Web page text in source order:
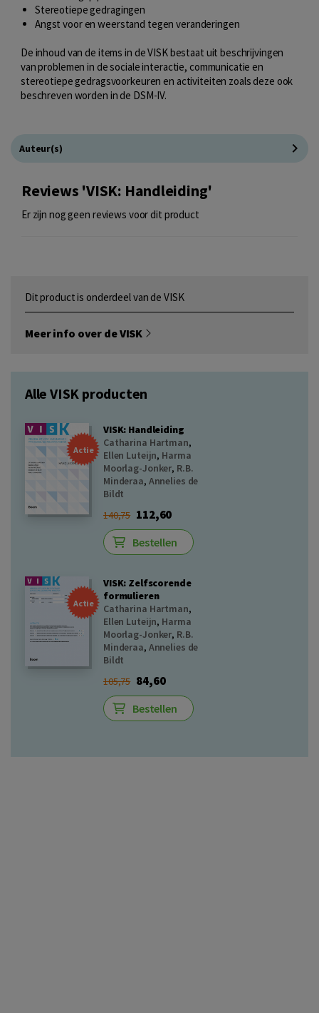
Stereotiepe gedragingen
Angst voor en weerstand tegen veranderingen
De inhoud van de items in de VISK bestaat uit beschrijvingen
van problemen in de sociale interactie, communicatie en
stereotiepe gedragsvoorkeuren en activiteiten zoals deze ook
beschreven worden in de DSM-IV.
Auteur(s)
Reviews 'VISK: Handleiding'
Er zijn nog geen reviews voor dit product
Dit product is onderdeel van de VISK
Meer info over de VISK
Alle VISK producten
Actie
VISK: Handleiding
Catharina Hartman,
Ellen Luteijn, Harma
Moorlag-Jonker, R.B.
Minderaa, Annelies de
Bildt
140,75 112,60
Bestellen
Actie
VISK: Zelfscorende
formulieren
Catharina Hartman,
Ellen Luteijn, Harma
Moorlag-Jonker, R.B.
Minderaa, Annelies de
Bildt
105,75 84,60
Bestellen